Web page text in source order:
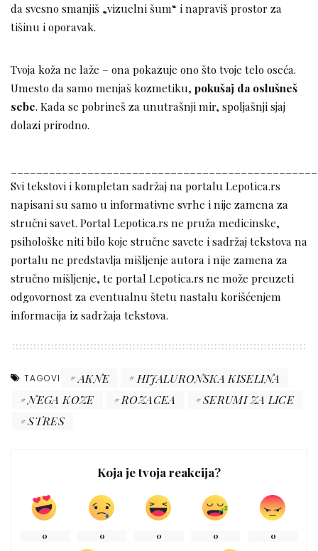
da svesno smanjiš „vizuelni šum“ i napraviš prostor za
tišinu i oporavak.
Tvoja koža ne laže – ona pokazuje ono što tvoje telo oseća.
Umesto da samo menjaš kozmetiku, pokušaj da oslušneš
sebe. Kada se pobrineš za unutrašnji mir, spoljašnji sjaj
dolazi prirodno.
Svi tekstovi i kompletan sadržaj na portalu Lepotica.rs
napisani su samo u informativne svrhe i nije zamena za
stručni savet. Portal Lepotica.rs ne pruža medicinske,
psihološke niti bilo koje stručne savete i sadržaj tekstova na
portalu ne predstavlja mišljenje autora i nije zamena za
stručno mišljenje, te portal Lepotica.rs ne može preuzeti
odgovornost za eventualnu štetu nastalu korišćenjem
informacija iz sadržaja tekstova.
TAGOVI AKNE
HIJALURONSKA KISELINA
NEGA KOZE
ROZACEA
SERUMI ZA LICE
STRES
Koja je tvoja reakcija?
0 0 0 0 0